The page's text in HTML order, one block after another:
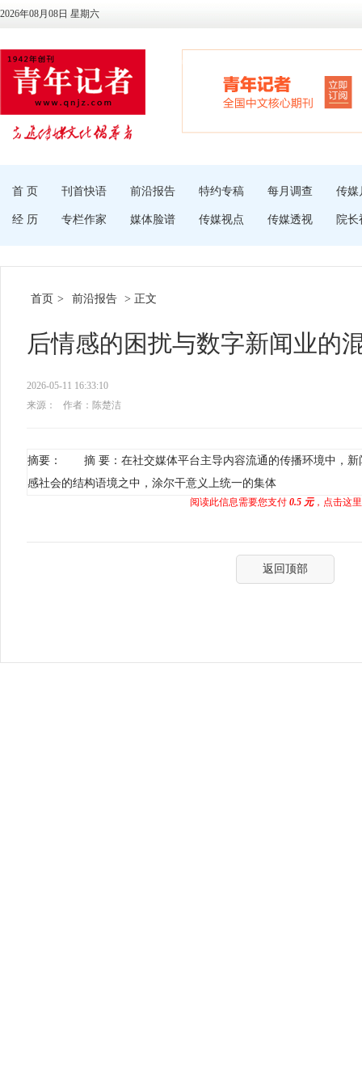
2026年08月08日 星期六
首 页 刊首快语 前沿报告 特约专稿 每月调查 传媒
经 历 专栏作家 媒体脸谱 传媒视点 传媒透视 院长
首页 > 前沿报告 > 正文
后情感的困扰与数字新闻业的
2026-05-11 16:33:10
来源：
作者：陈楚洁
摘要： 摘 要：在社交媒体平台主导内容流通的传播环境中，新
感社会的结构语境之中，涂尔干意义上统一的集体
阅读此信息需要您支付 0.5 元，点击这
返回顶部